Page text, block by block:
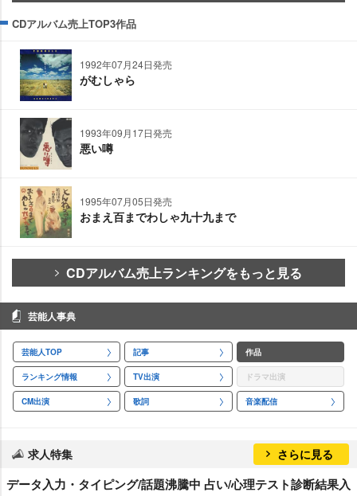
CDアルバム売上TOP3作品
1992年07月24日発売
がむしゃら
1993年09月17日発売
悪い噂
1995年07月05日発売
おまえ百までわしゃ九十九まで
CDアルバム売上ランキングをもっと見る
芸能人事典
芸能人TOP 記事 作品
ランキング情報 TV出演 ドラマ出演
CM出演 歌詞 音楽配信
求人特集 さらに見る
データ入力・タイピング/話題沸騰中 占い/心理テスト診断結果入